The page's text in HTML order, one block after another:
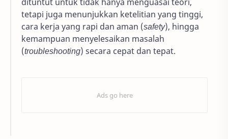
tetapi juga menunjukkan ketelitian yang tinggi,
cara kerja yang rapi dan aman (safety), hingga
kemampuan menyelesaikan masalah
(troubleshooting) secara cepat dan tepat.